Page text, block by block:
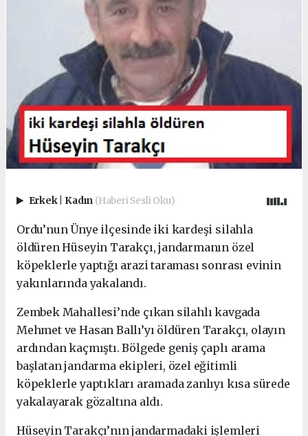
Erkek Kadın (Haberi Sesli Oku)
Ordu’nun Ünye ilçesinde iki kardeşi silahla
öldüren Hüseyin Tarakçı, jandarmanın özel
köpeklerle yaptığı arazi taraması sonrası evinin
yakınlarında yakalandı.
Zembek Mahallesi’nde çıkan silahlı kavgada
Mehmet ve Hasan Ballı’yı öldüren Tarakçı, olayın
ardından kaçmıştı. Bölgede geniş çaplı arama
başlatan jandarma ekipleri, özel eğitimli
köpeklerle yaptıkları aramada zanlıyı kısa sürede
yakalayarak gözaltına aldı.
Hüseyin Tarakçı’nın jandarmadaki işlemleri